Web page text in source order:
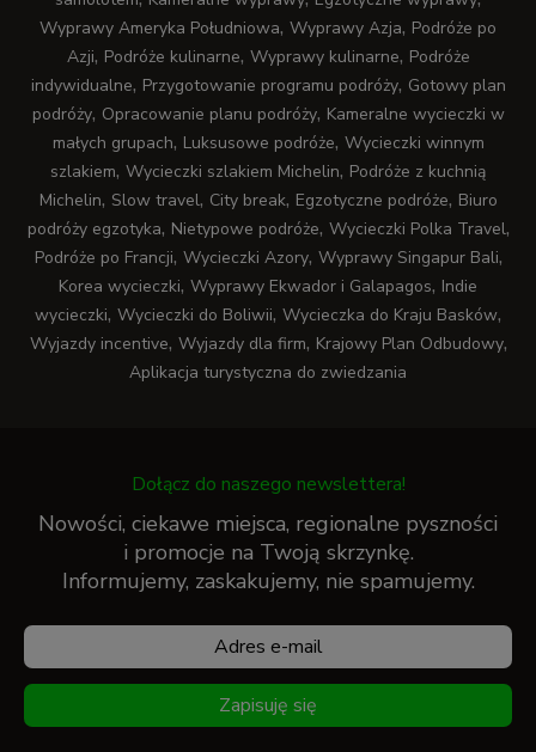
Wyprawy Ameryka Południowa, Wyprawy Azja, Podróże po
Azji, Podróże kulinarne, Wyprawy kulinarne, Podróże
indywidualne, Przygotowanie programu podróży, Gotowy plan
podróży, Opracowanie planu podróży, Kameralne wycieczki w
małych grupach, Luksusowe podróże, Wycieczki winnym
szlakiem, Wycieczki szlakiem Michelin, Podróże z kuchnią
Michelin, Slow travel, City break, Egzotyczne podróże, Biuro
podróży egzotyka, Nietypowe podróże, Wycieczki Polka Travel,
Podróże po Francji, Wycieczki Azory, Wyprawy Singapur Bali,
Korea wycieczki, Wyprawy Ekwador i Galapagos, Indie
wycieczki, Wycieczki do Boliwii, Wycieczka do Kraju Basków,
Wyjazdy incentive, Wyjazdy dla firm, Krajowy Plan Odbudowy,
Aplikacja turystyczna do zwiedzania
Dołącz do naszego newslettera!
Nowości, ciekawe miejsca, regionalne pyszności
i promocje na Twoją skrzynkę.
Informujemy, zaskakujemy, nie spamujemy.
Zapisuję się